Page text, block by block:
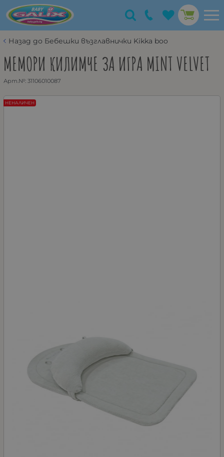
Назад до Бебешки възглавнички Kikka boo
МЕМОРИ КИЛИМЧЕ ЗА ИГРА MINT VELVET
Арт.№: 31106010087
НЕНАЛИЧЕН